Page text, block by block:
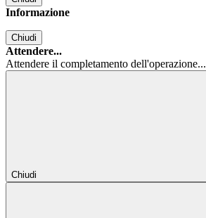
Informazione
Chiudi
Attendere...
Attendere il completamento dell'operazione...
Chiudi